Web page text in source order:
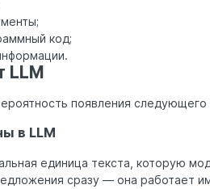
код;
LLM
появления
в LLM
единица текста, которую
сразу — она работает